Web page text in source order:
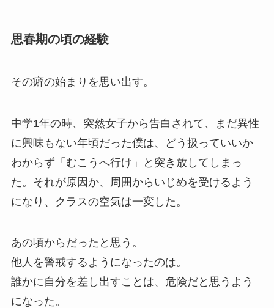
思春期の頃の経験
その癖の始まりを思い出す。
中学1年の時、突然女子から告白されて、まだ異性
に興味もない年頃だった僕は、どう扱っていいか
わからず「むこうへ行け」と突き放してしまっ
た。それが原因か、周囲からいじめを受けるよう
になり、クラスの空気は一変した。
あの頃からだったと思う。
他人を警戒するようになったのは。
誰かに自分を差し出すことは、危険だと思うよう
になった。